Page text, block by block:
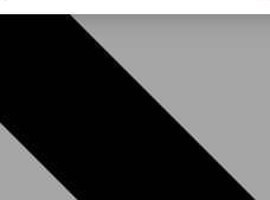
60 KW (82 PS)